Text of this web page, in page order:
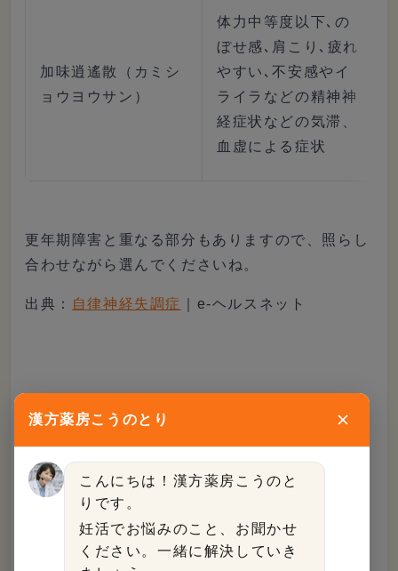
漢方薬房こうのとり
こんにちは！漢方薬房こうのと
りです。
妊活でお悩みのこと、お聞かせ
ください。一緒に解決していき
加味逍遙散（カミシ
ョウヨウサン）
体力中等度以下､の
ぼせ感､肩こり､疲れ
やすい､不安感やイ
ライラなどの精神神
経症状などの気滞、
血虚による症状
更年期障害と重なる部分もありますので、照らし
合わせながら選んでくださいね。
出典： 自律神経失調症 ｜e-ヘルスネット
冷え性（冷え症）に効く漢方薬
多くの女性が悩む冷え性も、漢方の得意分野で
冷え性は、気虚、血虚・瘀血、水滞によって起こ